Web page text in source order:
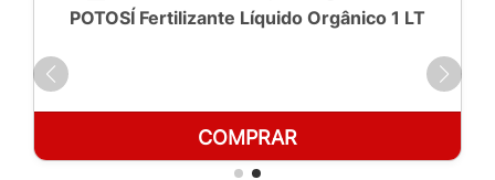
POTOSÍ Fertilizante Líquido Orgânico 1 LT
COMPRAR